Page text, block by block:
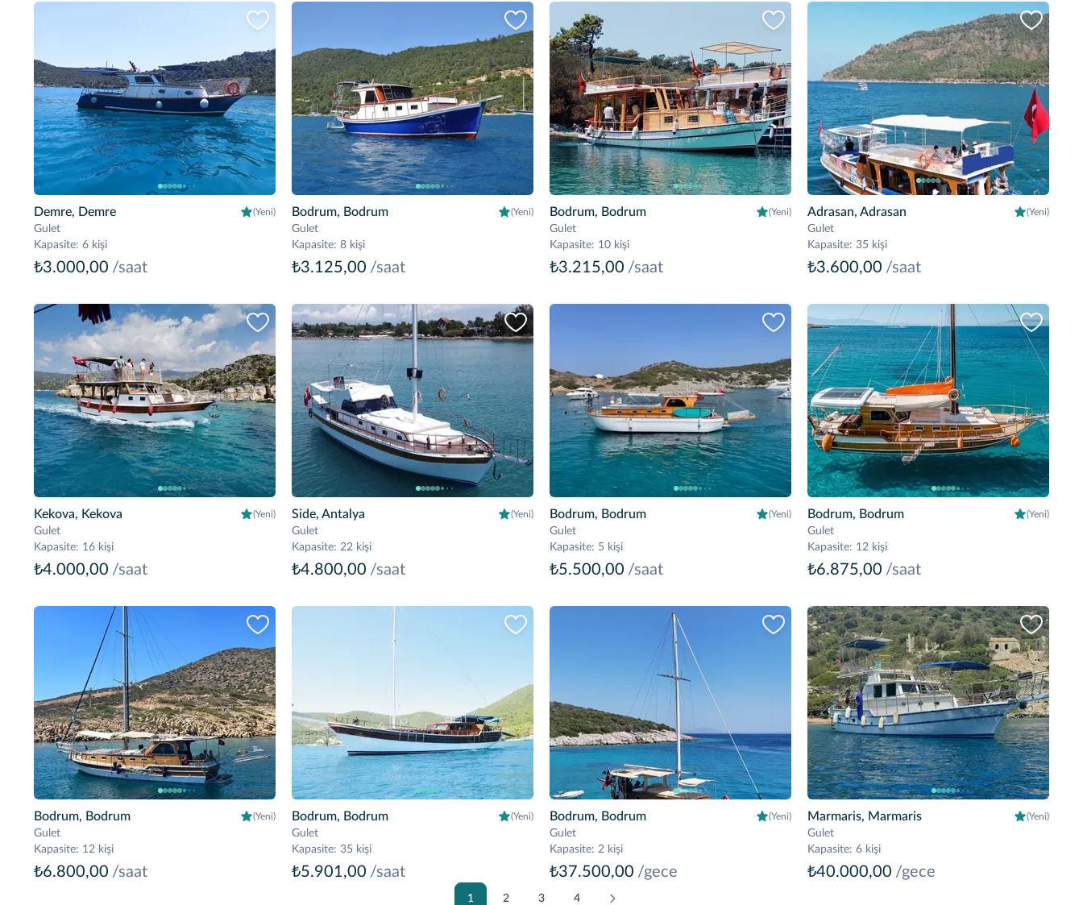
Demre, Demre (Yeni)
Gulet
Kapasite: 6 kişi
₺3.000,00 /saat
Bodrum, Bodrum (Yeni)
Gulet
Kapasite: 8 kişi
₺3.125,00 /saat
Bodrum, Bodrum (Yeni)
Gulet
Kapasite: 10 kişi
₺3.215,00 /saat
Adrasan, Adrasan (Yeni)
Gulet
Kapasite: 35 kişi
₺3.600,00 /saat
Kekova, Kekova (Yeni)
Gulet
Kapasite: 16 kişi
₺4.000,00 /saat
Side, Antalya (Yeni)
Gulet
Kapasite: 22 kişi
₺4.800,00 /saat
Bodrum, Bodrum (Yeni)
Gulet
Kapasite: 5 kişi
₺5.500,00 /saat
Bodrum, Bodrum (Yeni)
Gulet
Kapasite: 12 kişi
₺6.875,00 /saat
Bodrum, Bodrum (Yeni)
Gulet
Kapasite: 12 kişi
₺6.800,00 /saat
Bodrum, Bodrum (Yeni)
Gulet
Kapasite: 35 kişi
₺5.901,00 /saat
Bodrum, Bodrum (Yeni)
Gulet
Kapasite: 2 kişi
₺37.500,00 /gece
Marmaris, Marmaris (Yeni)
Gulet
Kapasite: 6 kişi
₺40.000,00 /gece
1 2 3 4